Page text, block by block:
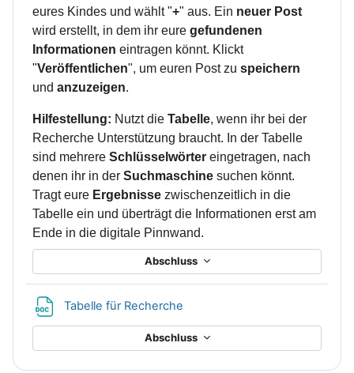
Abschluss
eures Kindes und wählt "+" aus. Ein neuer Post
wird erstellt, in dem ihr eure gefundenen
Informationen eintragen könnt. Klickt
"Veröffentlichen", um euren Post zu speichern
und anzuzeigen.
Hilfestellung: Nutzt die Tabelle, wenn ihr bei der
Recherche Unterstützung braucht. In der Tabelle
sind mehrere Schlüsselwörter eingetragen, nach
denen ihr in der Suchmaschine suchen könnt.
Tragt eure Ergebnisse zwischenzeitlich in die
Tabelle ein und überträgt die Informationen erst am
Ende in die digitale Pinnwand.
Tabelle für Recherche
Abschluss